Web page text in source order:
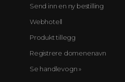
Send inn en ny bestilling
Webhotell
Produkt tillegg
Registrere domenenavn
Se handlevogn »